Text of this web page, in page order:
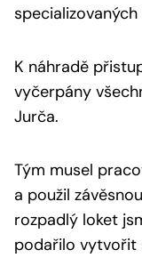
K náhradě
vyčerpány
Jurča.
Tým musel
a použil
rozpadlý loket
podařilo vytvořit